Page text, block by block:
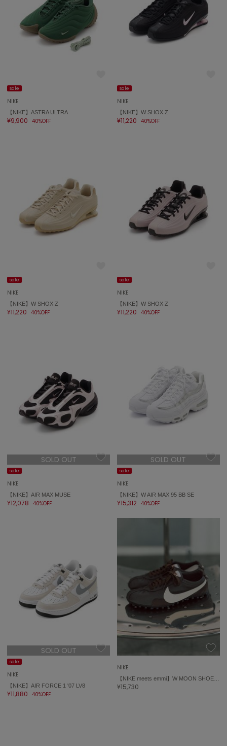
ミラオーウェン
MOIGE
モワージュ
NEW Balance
ニューバランス
null.
ヌル
オニツカ タイガー
ORGUE
パトリック
Philly chocolate
フィリーチョコレート
ポローラ
プーマ
sanrio house
サンリオハウス
SHAKA
シャカ
Sneakers by emmi
スニーカーズ バイ エミ
sale
NIKE
【NIKE】ASTRA ULTRA
¥9,900 40%OFF
sale
NIKE
【NIKE】W SHOX Z
¥11,220 40%OFF
sale
NIKE
【NIKE】W SHOX Z
¥11,220 40%OFF
sale
NIKE
【NIKE】W SHOX Z
¥11,220 40%OFF
SOLD OUT
sale
NIKE
【NIKE】AIR MAX MUSE
¥12,078 40%OFF
SOLD OUT
sale
NIKE
【NIKE】W AIR MAX 95 BB SE
¥15,312 40%OFF
SOLD OUT
sale
NIKE
【NIKE】AIR FORCE 1 '07 LV8
¥11,880 40%OFF
NIKE
【NIKE meets emmi】W MOON SHOE OG
¥15,730